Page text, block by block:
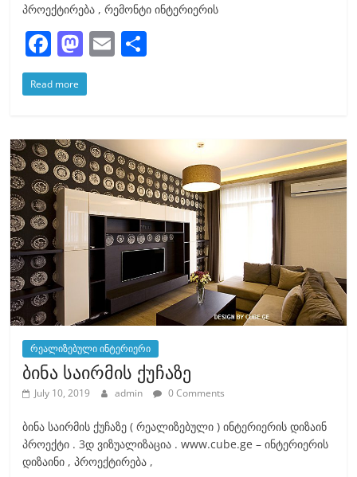
პროექტირება , რემონტი ინტერიერის
F
a
c
b
o
o
k
M
a
st
d
o
n
E
Read more
რეალიზებული ინტერიერი
ბინა საირმის ქუჩაზე
July 10, 2019 admin 0 Comments
ბინა საირმის ქუჩაზე ( რეალიზებული ) ინტერიერის დიზაინ
პროექტი . 3დ ვიზუალიზაცია . www.cube.ge – ინტერიერის
დიზაინი , პროექტირება ,